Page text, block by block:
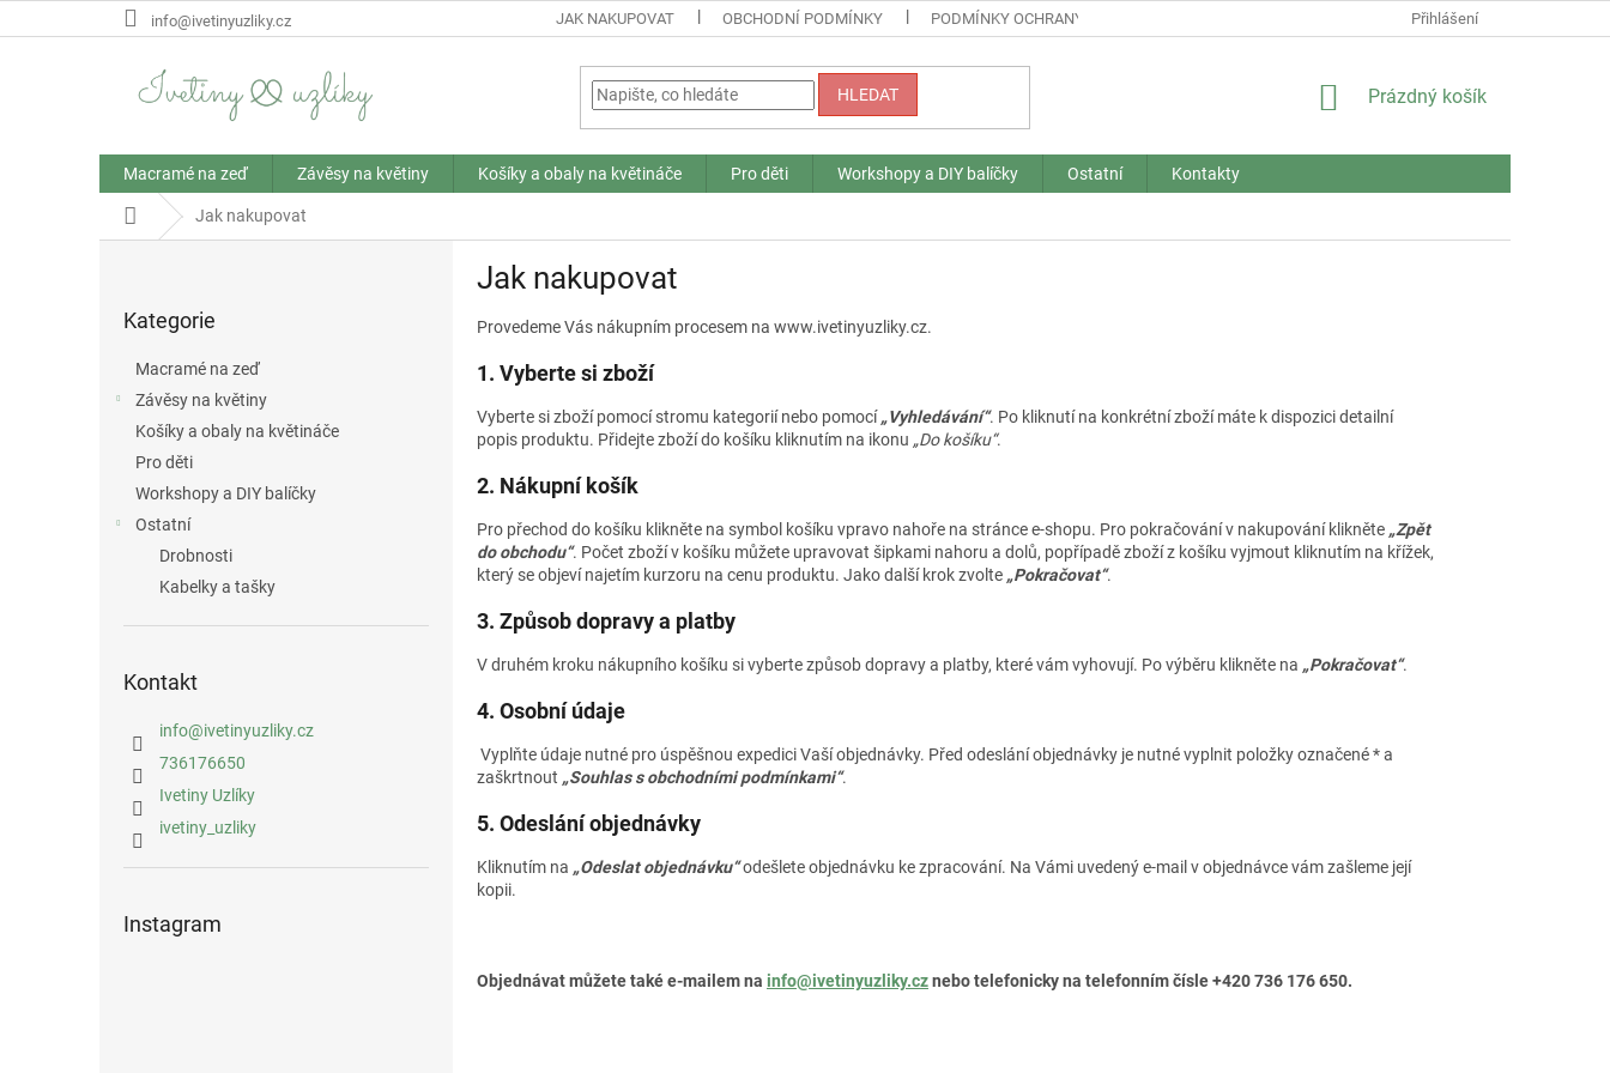
na
info@ivetinyuzliky.cz JAK NAKUPOVAT OBCHODNÍ PODMÍNKY PODMÍNKY OCHRANY OSOBNÍCH ÚDAJŮ REKLAMACE A VRÁCENÍ ZBOŽÍ
Přihlášení
HLEDAT
NÁKUPNÍ
Prázdný košík
Macramé na zeď Závěsy na květiny Košíky a obaly na květináče Pro děti Workshopy a DIY balíčky Ostatní Kontakty
Domů Jak nakupovat
kategorie
Kategorie
Macramé na zeď
Závěsy na květiny
Košíky a obaly na květináče
Pro děti
Workshopy a DIY balíčky
Ostatní
Drobnosti
Kabelky a tašky
Kontakt
info@ivetinyuzliky.cz
736176650
Ivetiny Uzlíky
ivetiny_uzliky
Instagram
Jak nakupovat
Provedeme Vás nákupním procesem na www.ivetinyuzliky.cz.
1. Vyberte si zboží
Vyberte si zboží pomocí stromu kategorií nebo pomocí„Vyhledávání“. Po kliknutí na konkrétní zboží máte k dispozici detailní
popis produktu. Přidejte zboží do košíku kliknutím na ikonu „Do košíku“.
2. Nákupní košík
Pro přechod do košíku klikněte na symbol košíku vpravo nahoře na stránce e-shopu. Pro pokračování v nakupování klikněte „Zpět
do obchodu“. Počet zboží v košíku můžete upravovat šipkami nahoru a dolů, popřípadě zboží z košíku vyjmout kliknutím na křížek,
který se objeví najetím kurzoru na cenu produktu. Jako další krok zvolte „Pokračovat“.
3. Způsob dopravy a platby
V druhém kroku nákupního košíku si vyberte způsob dopravy a platby, které vám vyhovují. Po výběru klikněte na „Pokračovat“.
4. Osobní údaje
Vyplňte údaje nutné pro úspěšnou expedici Vaší objednávky. Před odeslání objednávky je nutné vyplnit položky označené * a
zaškrtnout „Souhlas s obchodními podmínkami“.
5. Odeslání objednávky
Kliknutím na „Odeslat objednávku“odešlete objednávku ke zpracování. Na Vámi uvedený e-mail v objednávce vám zašleme její
kopii.
Objednávat můžete také e-mailem na info@ivetinyuzliky.cznebo telefonicky na telefonním čísle +420 736 176 650.